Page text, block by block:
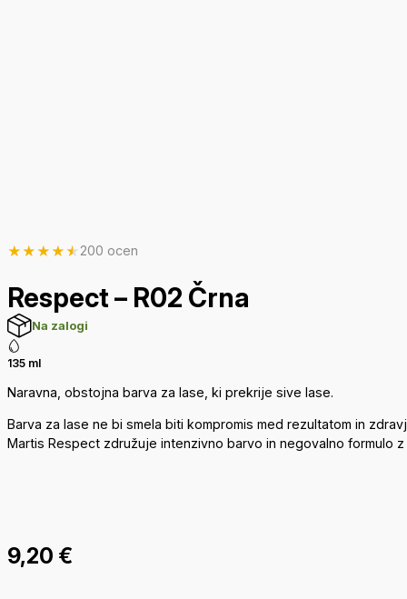
★★★★★200 ocen
Respect – R02 Črna
Na zalogi
135 ml
Naravna, obstojna barva za lase, ki prekrije sive lase.
Barva za lase ne bi smela biti kompromis med rezultatom in
Martis Respect združuje intenzivno barvo in negovalno formulo
9,20 €